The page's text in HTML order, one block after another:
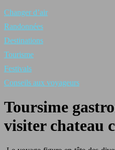
Changer d’air
Randonnées
Destinations
Tourisme
Festivals
Conseils aux voyageurs
Toursime
visiter chateau